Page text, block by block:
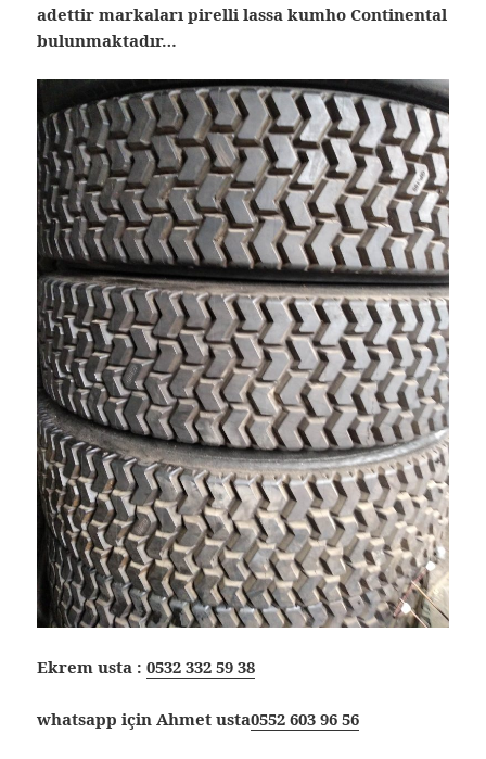
adettir markaları pirelli lassa kumho Continental
bulunmaktadır…
Ekrem usta :0532 332 59 38
whatsapp için Ahmet usta0552 603 96 56